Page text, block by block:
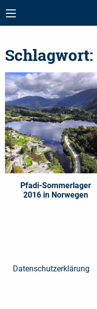
Schlagwort:
Pfadi-Sommerlager
2016 in Norwegen
Datenschutzerklärung